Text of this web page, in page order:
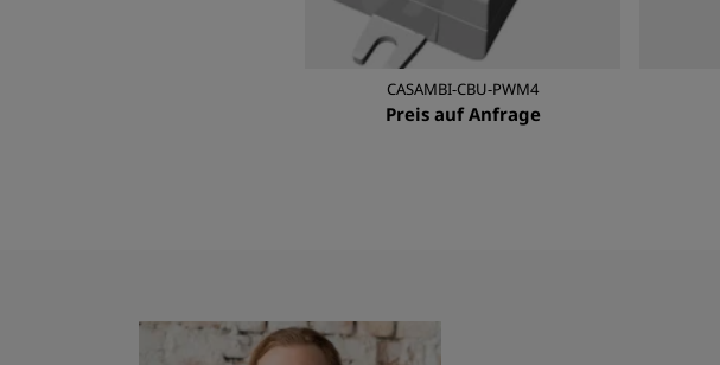
CASAMBI-CBU-PWM4
Preis auf Anfrage